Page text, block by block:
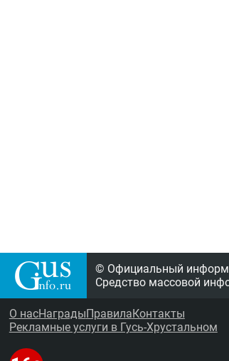
© Официальный
Средство массовой
О насНаграды Правила Контакты
Рекламные услуги в Гусь-Хрустальном